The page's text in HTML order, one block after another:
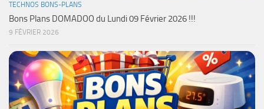
TECHNOS BONS-PLANS
Bons Plans DOMADOO du Lundi 09 Février 2026 !!!
9 FÉVRIER 2026